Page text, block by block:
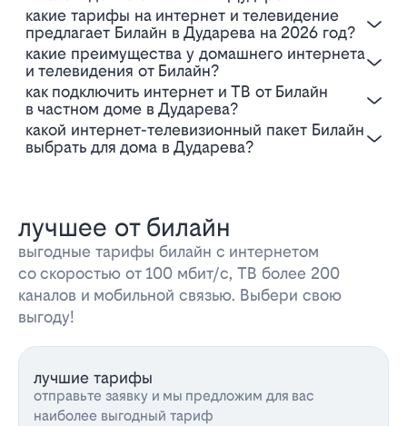
Какие тарифы на интернет и телевидение
предлагает Билайн в Дударева на 2026 год?
Какие преимущества у домашнего интернета
и телевидения от Билайн?
Как подключить интернет и ТВ от Билайн
в частном доме в Дударева?
Какой интернет-телевизионный пакет Билайн
выбрать для дома в Дударева?
лучшее от билайн
выгодные тарифы билайн с интернетом
со скоростью от 100 мбит/с, ТВ более 200
каналов и мобильной связью. Выбери свою
выгоду!
лучшие тарифы
отправьте заявку и мы предложим для вас
наиболее выгодный тариф